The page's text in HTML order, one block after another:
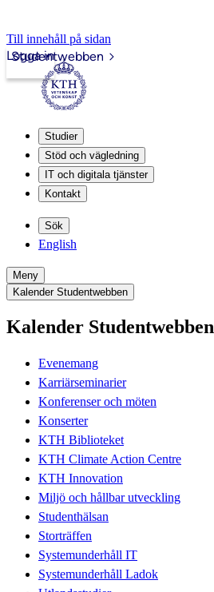
Till innehåll på sidan
Studentwebben
Logga in
Studier
Stöd och vägledning
IT och digitala tjänster
Kontakt
Sök
English
Meny
Kalender Studentwebben
Kalender Studentwebben
Evenemang
Karriärseminarier
Konferenser och möten
Konserter
KTH Biblioteket
KTH Climate Action Centre
KTH Innovation
Miljö och hållbar utveckling
Studenthälsan
Storträffen
Systemunderhåll IT
Systemunderhåll Ladok